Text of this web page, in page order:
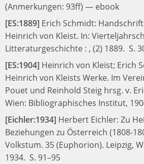
(Anmerkungen: 93ff) — ebook
[ES:1889] Erich Schmidt:
Heinrich von Kleist. In:
Litteraturgeschichte : , (2) 1889. S.
[ES:1904] Heinrich von Kleist; Erich
Heinrich von Kleists Werke. Im
Pouet und Reinhold Steig hrsg. v.
Wien: Bibliographisches Institut,
[Eichler:1934] Herbert Eichler: Zu
Beziehungen zu Österreich (1808-
Volkstum. 35 (Euphorion). Leipzig,
1934. S. 91–95